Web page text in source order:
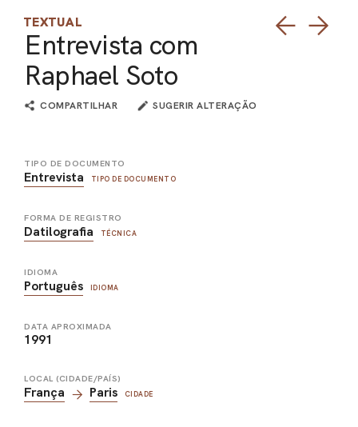
TEXTUAL
Entrevista com
Raphael Soto
COMPARTILHAR SUGERIR ALTERAÇÃO
TIPO DE DOCUMENTO
Entrevista TIPO DE DOCUMENTO
FORMA DE REGISTRO
Datilografia TÉCNICA
IDIOMA
Português IDIOMA
DATA APROXIMADA
1991
LOCAL (CIDADE/PAÍS)
França Paris CIDADE